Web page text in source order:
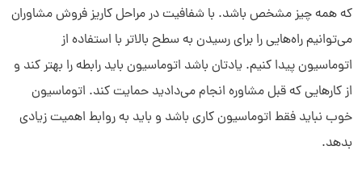
که همه چیز مشخص باشد. با شفافیت در مراحل کاریز فروش مشاوران
می‌توانیم راه‌هایی را برای رسیدن به سطح بالاتر با استفاده از
اتوماسیون پیدا کنیم. یادتان باشد اتوماسیون باید رابطه را بهتر کند و
از کارهایی که قبل مشاوره انجام می‌دادید حمایت کند. اتوماسیون
خوب نباید فقط اتوماسیون کاری باشد و باید به روابط اهمیت زیادی
بدهد.